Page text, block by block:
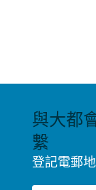
與大都
繫
登記電郵